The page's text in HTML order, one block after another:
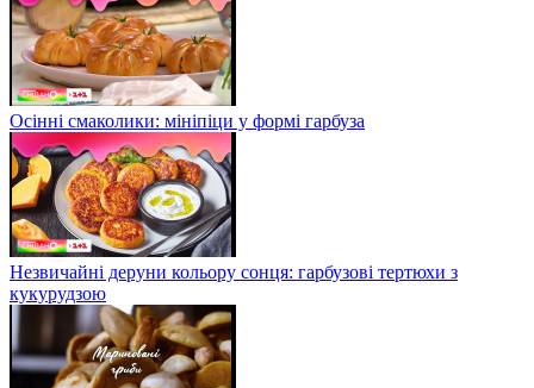
Осінні смаколики: мініпіци у формі гарбуза
Незвичайні деруни кольору сонця: гарбузові тертюхи з
кукурудзою